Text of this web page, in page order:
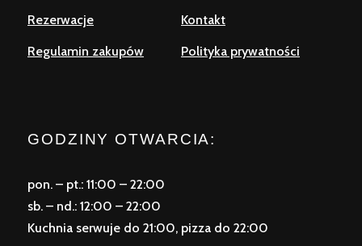
Rezerwacje Kontakt
Regulamin zakupów Polityka prywatności
GODZINY OTWARCIA:
pon. – pt.: 11:00 – 22:00
sb. – nd.: 12:00 – 22:00
Kuchnia serwuje do 21:00, pizza do 22:00